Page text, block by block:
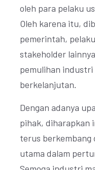
oleh para pelaku
Oleh karena itu,
pemerintah,
stakeholder
pemulihan
berkelanjutan.
Dengan adanya
pihak, diharapkan
terus berkembang
utama dalam